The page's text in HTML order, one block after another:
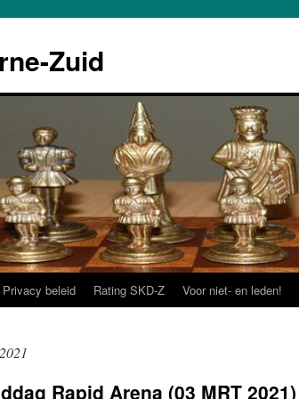
Zuid
Privacy beleid Rating SKD-Z Voor niet- en leden!
Rapid Arena (03 MRT 2021)